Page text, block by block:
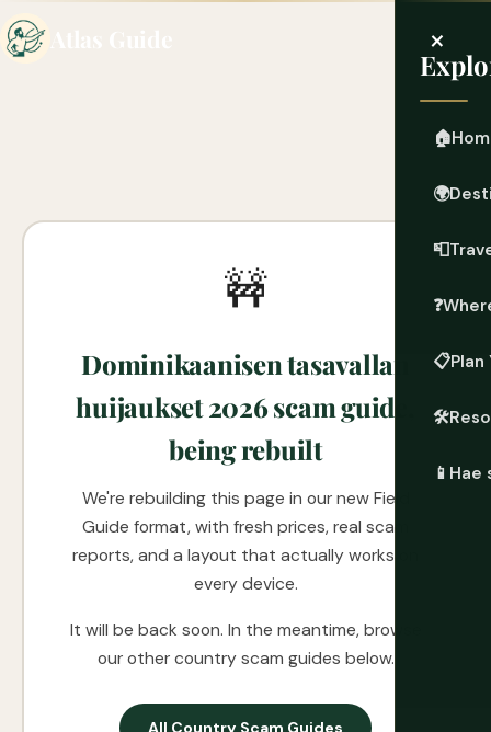
×
🏠
🌍
📮
❓
📋Plan
🛠️
📱 Hae
🚧
Dominikaanisen tasavallan
huijaukset 2026 scam guide,
being rebuilt
We're rebuilding this page in our new Field
Guide format, with fresh prices, real scam
reports, and a layout that actually works on
every device.
It will be back soon. In the meantime, browse
our other country scam guides below.
All Country Scam Guides